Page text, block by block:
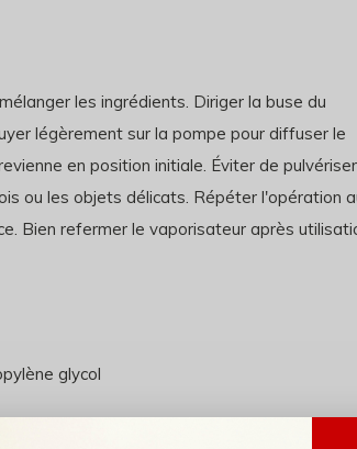
les ingrédients. Diriger la buse du
légèrement sur la pompe pour diffuser le
en position initiale. Éviter de pulvériser
ou les objets délicats. Répéter l'opération
Bien refermer le vaporisateur après
glycol